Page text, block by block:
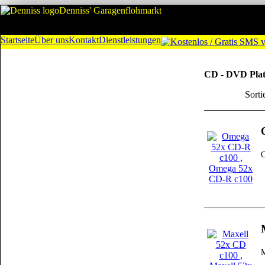
Denniss' Garagenflohmarkt
StartseiteÜber unsKontaktDienstleistungen
CD - DVD